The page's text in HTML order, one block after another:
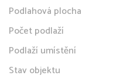
Podlahová plocha
Počet podlaží
Podlaží umístění
Stav objektu